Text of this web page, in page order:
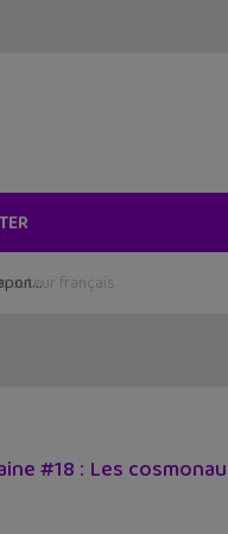
#18 : Les